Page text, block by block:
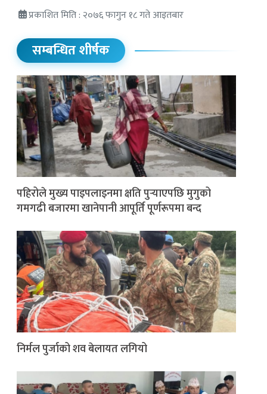
प्रकाशित मिति : २०७६ फागुन १८ गते आइतबार
सम्बन्धित शीर्षक
पहिरोले मुख्य पाइपलाइनमा क्षति पुर्‍याएपछि मुगुको
गमगढी बजारमा खानेपानी आपूर्ति पूर्णरूपमा बन्द
निर्मल पुर्जाको शव बेलायत लगियो